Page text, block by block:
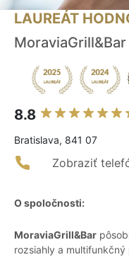
LAUREÁT
MoraviaGrill&Bar
8.8
Bratislava, 841 07
Zobraziť
O spoločnosti:
MoraviaGrill&Bar
rozsiahly a